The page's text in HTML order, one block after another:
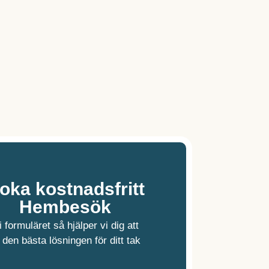
kostnadsfritt
Hembesök
formuläret så hjälper vi dig att
den bästa lösningen för ditt tak